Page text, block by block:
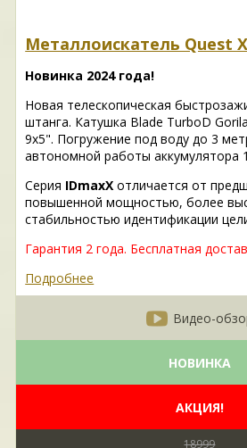
Металлоискатель Quest
Новинка 2024 года!
Новая телескопическая
штанга. Катушка Blade TurboD
9x5". Погружение под воду до 3
автономной работы аккумулятора
Серия IDmaxX отличается от
повышенной мощностью, более
стабильностью идентификации
Гарантия 2 года. Бесплатная
Подробнее
Видео-
НОВИНКА
АКЦИЯ!
18999